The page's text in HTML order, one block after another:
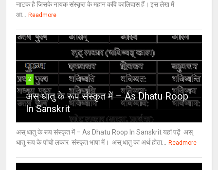
नाटक है जिसके नायक संस्कृत के महान कवि कालिदास हैं। इस लेख में
आ... Readmore
2
अस् धातु के रूप संस्कृत में – As Dhatu Roop
In Sanskrit
अस् धातु के रूप संस्कृत में – As Dhatu Roop In Sanskrit यहां पढ़ें अस्
धातु रूप के पांचो लकार संस्कृत भाषा में। अस् धातु का अर्थ होता... Readmore